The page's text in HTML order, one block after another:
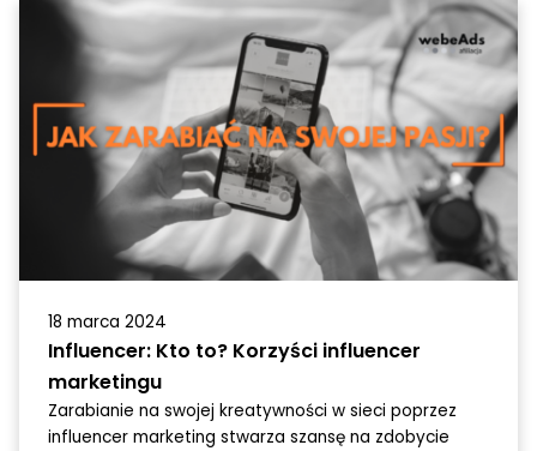
18 marca 2024
Influencer: Kto to? Korzyści influencer
marketingu
Zarabianie na swojej kreatywności w sieci poprzez
influencer marketing stwarza szansę na zdobycie